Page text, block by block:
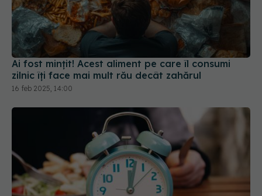
Ai fost mințit! Acest aliment pe care îl consumi
zilnic îți face mai mult rău decât zahărul
16 feb 2025, 14:00